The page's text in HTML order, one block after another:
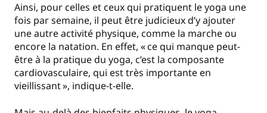
Ainsi, pour celles et ceux qui pratiquent le yoga une
fois par semaine, il peut être judicieux d’y ajouter
une autre activité physique, comme la marche ou
encore la natation. En effet, «ce qui manque peut-
être à la pratique du yoga, c’est la composante
cardiovasculaire, qui est très importante en
vieillissant», indique-t-elle.